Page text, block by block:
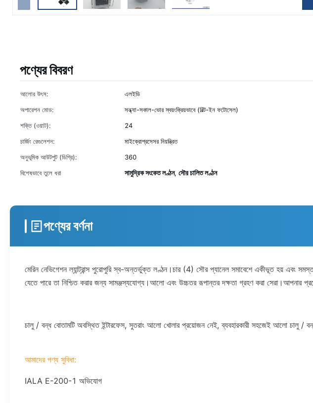
পণ্যের বিবরণ
আলোর উৎস: এলইডি
অপারেশন মোড:
সন্ধ্যা-সকাল-ভোর স্বয়ংক্রিয়ভাবে (বিল্ট-ইন ফটোসেল)
শক্তি (ওয়াট):
24
চার্জিং রেগুলেশন:
মাইক্রোপ্রসেসর নিয়ন্ত্রিত
অনুভূমিক আউটপুট (ডিগ্রি):
360
বিশেষভাবে তুলে ধরা
সামুদ্রিক সংকেত লণ্ঠন, সৌর চালিত লণ্ঠন
পণ্যের বর্ণনা
মেরিন নেভিগেশন ল্যান্ট্রান্স পুরোপুরি স্ব-অন্তর্ভুক্ত লণ্ঠন।চার (4) সৌর প্যানেল সমাবেশে একীভূত হয় এবং
যেতে পারে তা নিশ্চিত করার জন্য সামঞ্জস্যযোগ্য।আলো এবং উচ্চতর রূপান্তর দক্ষতা গ্রহণ করা সেরা।আপনার
চালু / বন্ধ বোতামটি অবস্থিত ইন্টারফেস, সুতরাং আলো খোলার প্রয়োজন নেই, ব্যবহারকারী সহজেই আলো চালু /
আমাদের পণ্য সুবিধা:
IALA E-200-1 অভিযোগ